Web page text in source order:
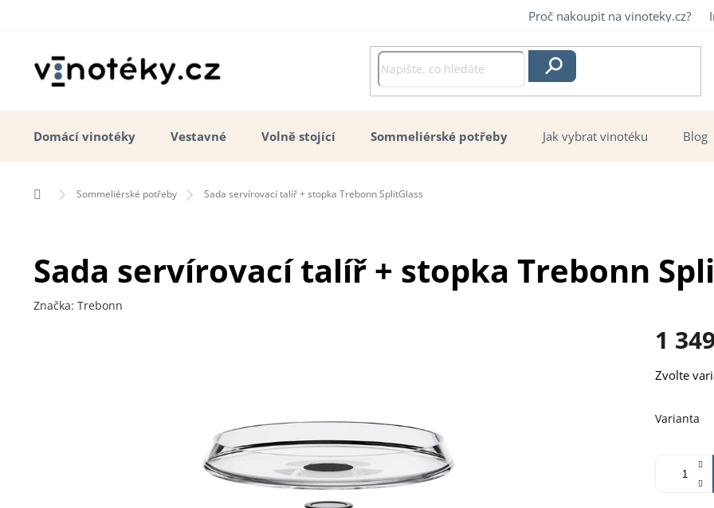
Proč nakoupit na vinoteky.cz?
Hledat
Domácí vinotéky Vestavné Volně stojící Sommeliérské potřeby Jak vybrat vinotéku Blog
Domů Sommeliérské potřeby Sada servírovací talíř + stopka Trebonn SplitGlass
Sada servírovací talíř + stopka Trebonn
Značka: Trebonn
1
Měrná
cena:
Zvolte
Varianta